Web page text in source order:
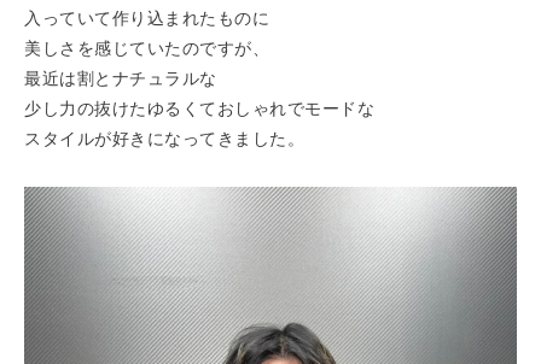
入っていて作り込まれたものに
美しさを感じていたのですが、
最近は割とナチュラルな
少し力の抜けたゆるくておしゃれでモードな
スタイルが好きになってきました。